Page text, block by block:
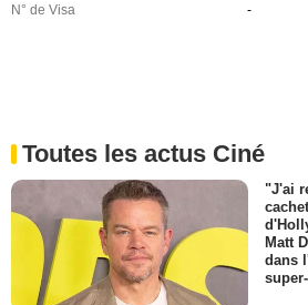
N° de Visa
-
Toutes les actus Ciné
"J'ai
Matt
dans